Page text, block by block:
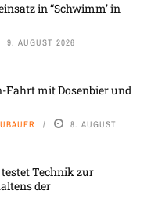
in “Schwimm’ in
9. AUGUST 2026
Fahrt mit Dosenbier und
8. AUGUST
Technik zur
der